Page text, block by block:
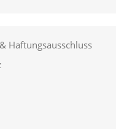
Haftungsausschluss